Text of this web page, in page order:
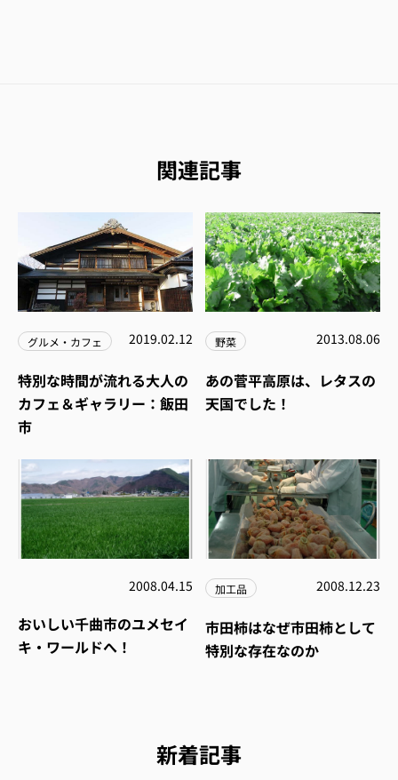
関連記事
グルメ・カフェ 2019.02.12
特別な時間が流れる大人の
カフェ＆ギャラリー：飯田
市
野菜 2013.08.06
あの菅平高原は、レタスの
天国でした！
2008.04.15
おいしい千曲市のユメセイ
キ・ワールドへ！
加工品 2008.12.23
市田柿はなぜ市田柿として
特別な存在なのか
新着記事